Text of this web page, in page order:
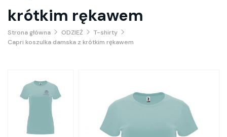
krótkim rękawem
Strona główna ODZIEŻ
T-shirty
Capri koszulka damska z krótkim rękawem